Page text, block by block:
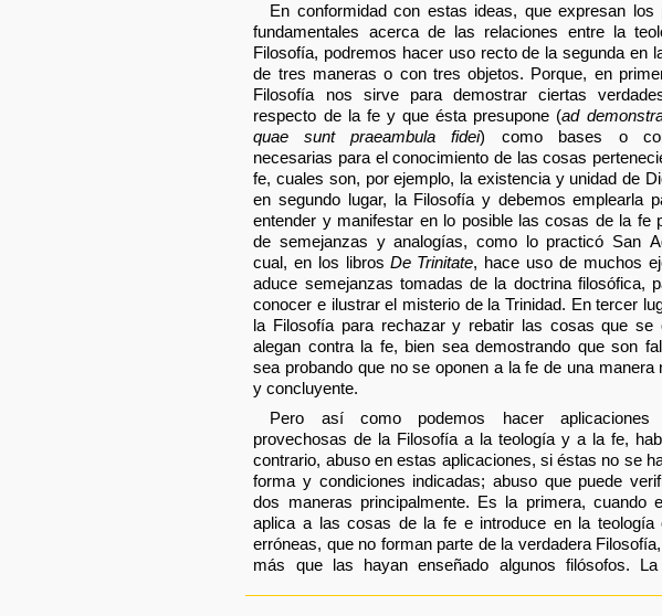
En conformidad con estas ideas, que expresan los
fundamentales acerca de las relaciones entre la
Filosofía, podremos hacer uso recto de la segunda en
de tres maneras o con tres objetos. Porque, en
Filosofía nos sirve para demostrar ciertas
respecto de la fe y que ésta presupone (ad
quae sunt praeambula fidei) como bases o
necesarias para el conocimiento de las cosas
fe, cuales son, por ejemplo, la existencia y unidad de
en segundo lugar, la Filosofía y debemos emplearla
entender y manifestar en lo posible las cosas de la fe
de semejanzas y analogías, como lo practicó San
cual, en los librosDe Trinitate, hace uso de muchos
aduce semejanzas tomadas de la doctrina filosófica,
conocer e ilustrar el misterio de la Trinidad. En tercer
la Filosofía para rechazar y rebatir las cosas que se
alegan contra la fe, bien sea demostrando que son
sea probando que no se oponen a la fe de una manera
y concluyente.
Pero así como podemos hacer
provechosas de la Filosofía a la teología y a la fe,
contrario, abuso en estas aplicaciones, si éstas no se
forma y condiciones indicadas; abuso que puede
dos maneras principalmente. Es la primera, cuando
aplica a las cosas de la fe e introduce en la teología
erróneas, que no forman parte de la verdadera
más que las hayan enseñado algunos filósofos. La